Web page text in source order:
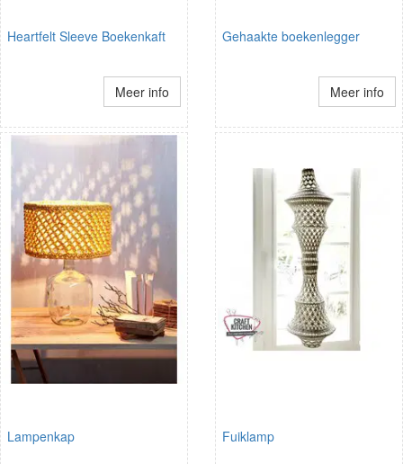
Heartfelt Sleeve Boekenkaft
Meer info
Gehaakte boekenlegger
Meer info
Lampenkap Fuiklamp